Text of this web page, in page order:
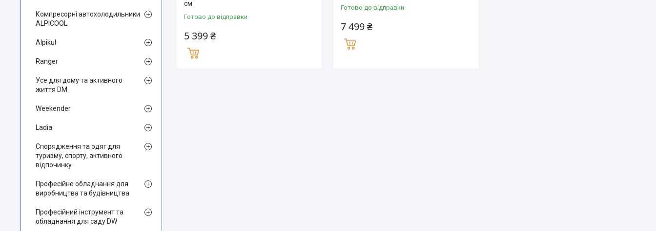
см
Готово до відправки
5 399 ₴
Готово до відправки
7 499 ₴
Компресорні автохолодильники
ALPICOOL
Alpikul
Ranger
Усе для дому та активного
життя DM
Weekender
Ladia
Спорядження та одяг для
туризму, спорту, активного
відпочинку
Професійне обладнання для
виробництва та будівництва
Професійний інструмент та
обладнання для саду DW